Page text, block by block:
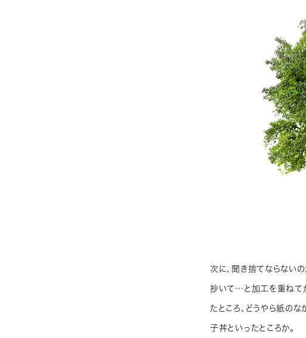
次に、聞き捨てならないの
抄いて…と加工を重ねて
たところ、どうやら紙の
子丼といったところか。